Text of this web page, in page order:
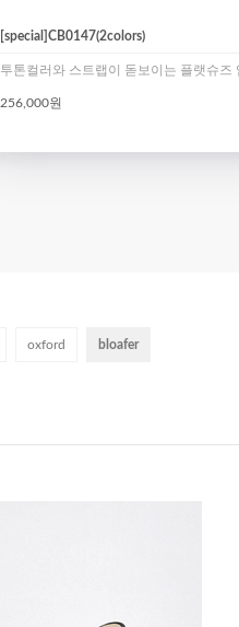
[special]CB0147(2colors)
투톤컬러와 스트랩이 돋보이는 플랫슈즈
256,000원
oxford bloafer